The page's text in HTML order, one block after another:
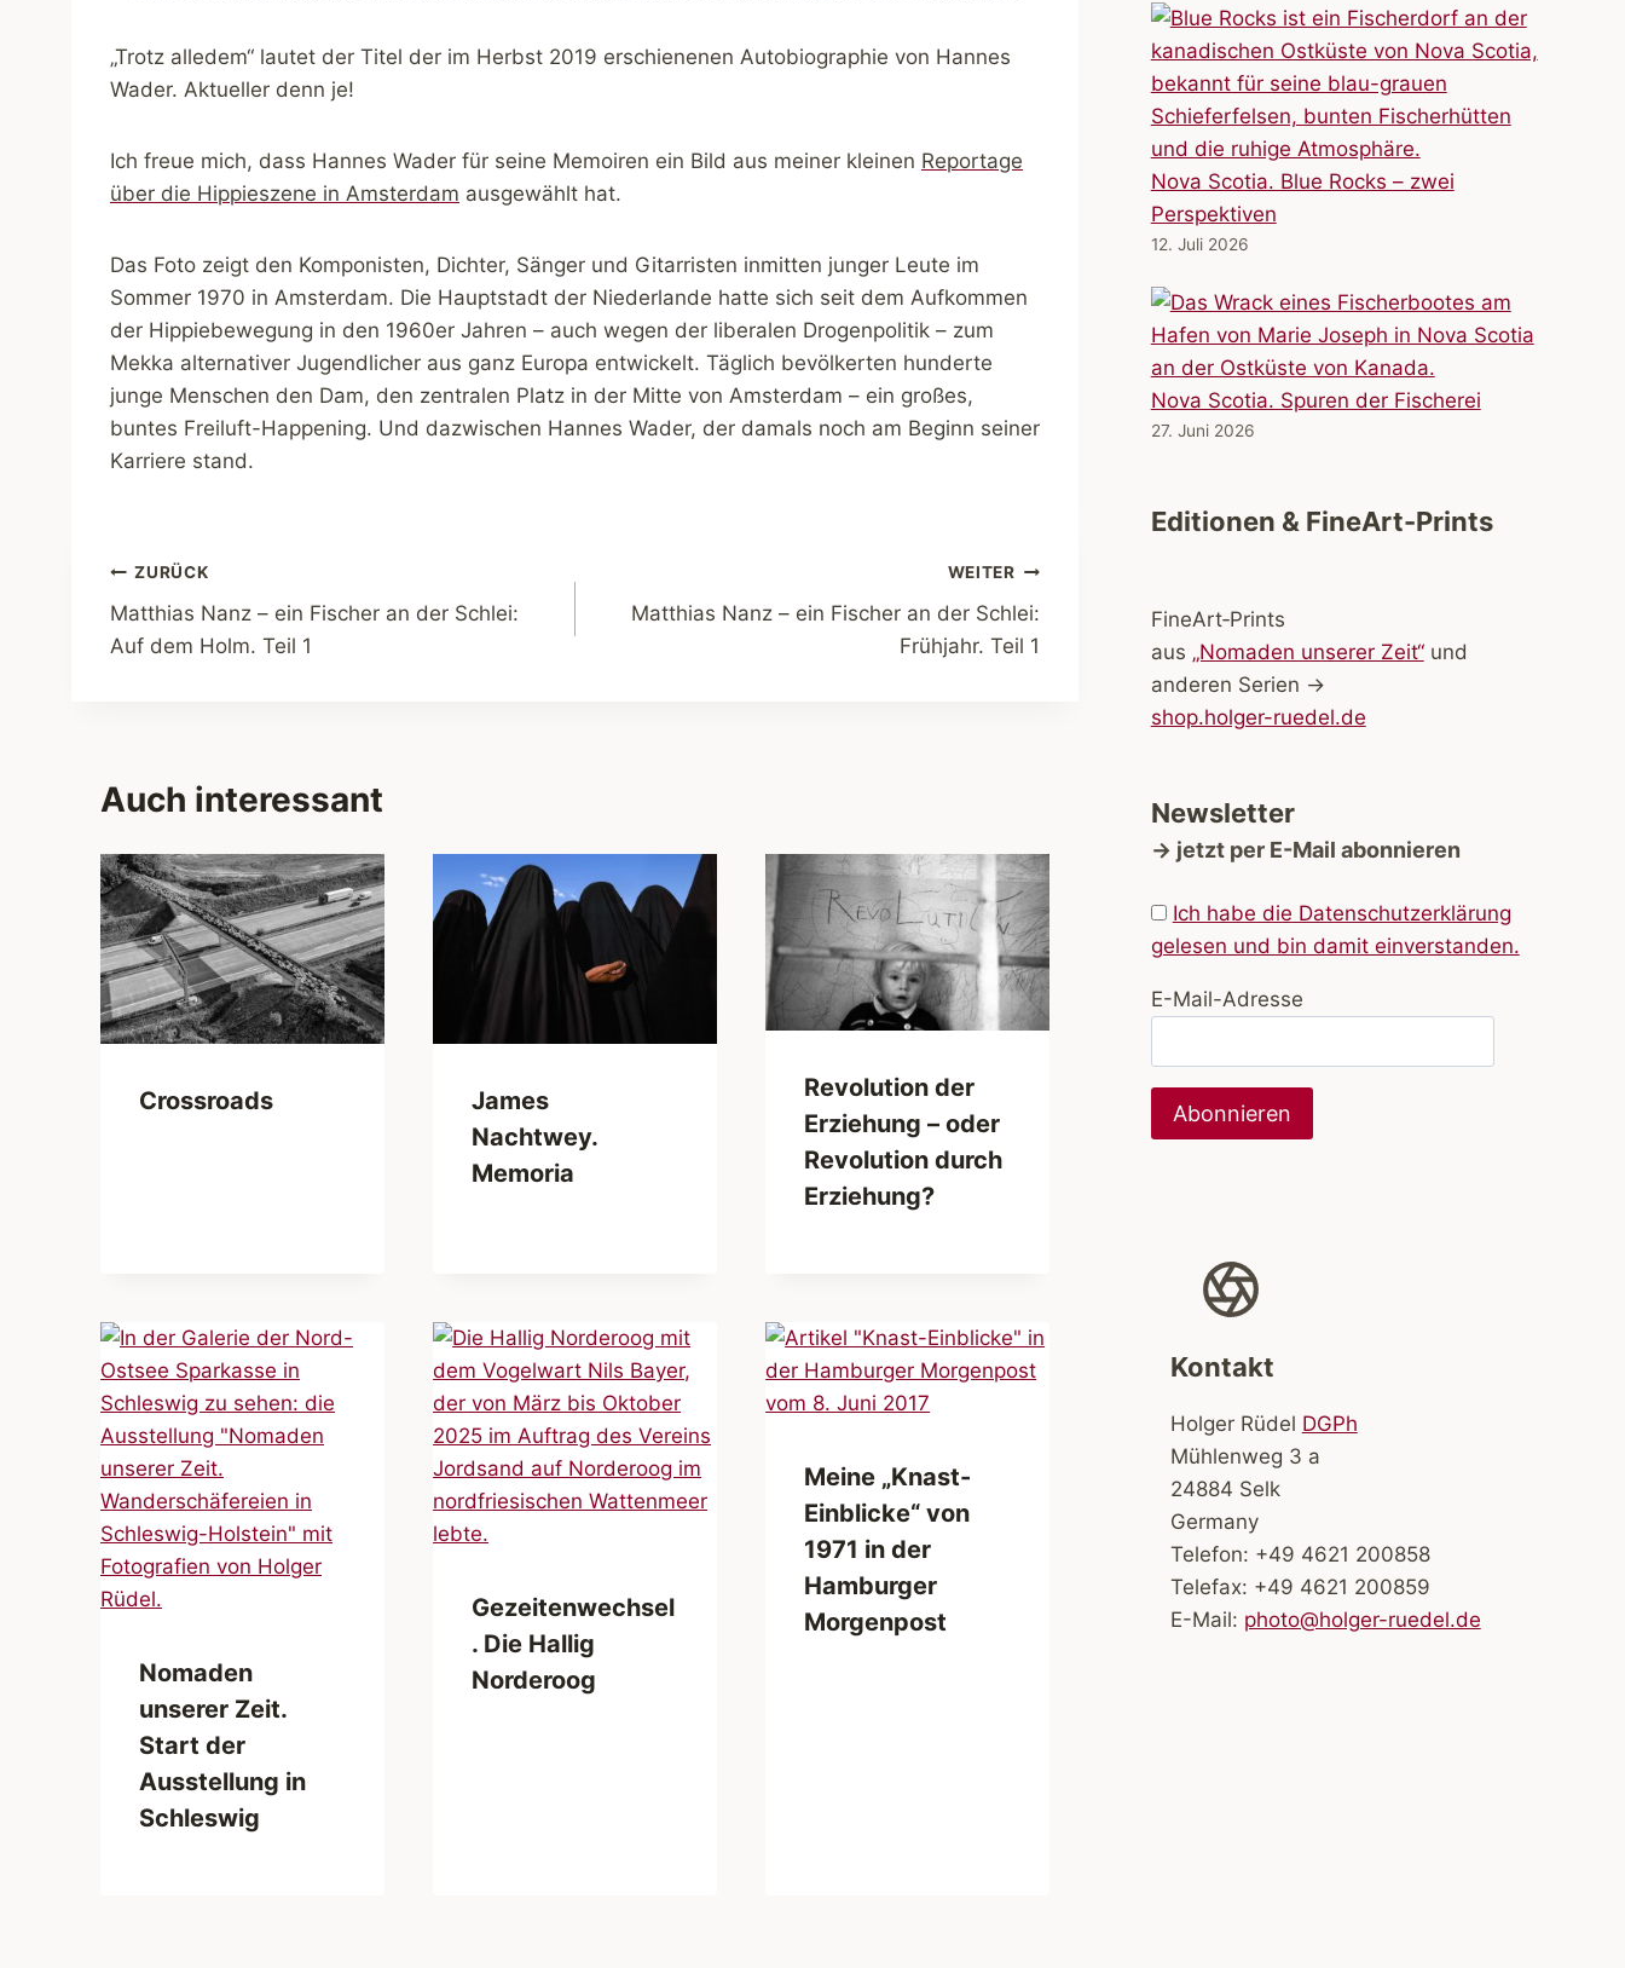
„Trotz alledem“ lautet der Titel der im Herbst 2019 erschienenen Autobiographie von Hannes
Wader. Aktueller denn je!
Ich freue mich, dass Hannes Wader für seine Memoiren ein Bild aus meiner kleinen Reportage
über die Hippieszene in Amsterdam ausgewählt hat.
Das Foto zeigt den Komponisten, Dichter, Sänger und Gitarristen inmitten junger Leute im
Sommer 1970 in Amsterdam. Die Hauptstadt der Niederlande hatte sich seit dem Aufkommen
der Hippiebewegung in den 1960er Jahren – auch wegen der liberalen Drogenpolitik – zum
Mekka alternativer Jugendlicher aus ganz Europa entwickelt. Täglich bevölkerten hunderte
junge Menschen den Dam, den zentralen Platz in der Mitte von Amsterdam – ein großes,
buntes Freiluft-Happening. Und dazwischen Hannes Wader, der damals noch am Beginn seiner
Karriere stand.
Beitragsnavigation
ZURÜCK
Matthias Nanz – ein Fischer an der Schlei:
Auf dem Holm. Teil 1
WEITER
Matthias Nanz – ein Fischer an der Schlei:
Frühjahr. Teil 1
Auch interessant
Crossroads
James
Nachtwey.
Memoria
Revolution der
Erziehung – oder
Revolution durch
Erziehung?
Nomaden
unserer Zeit.
Start der
Ausstellung in
Schleswig
Gezeitenwechsel
. Die Hallig
Norderoog
Meine „Knast-
Einblicke“ von
1971 in der
Hamburger
Morgenpost
Nova Scotia. Blue Rocks – zwei
Perspektiven
12. Juli 2026
Nova Scotia. Spuren der Fischerei
27. Juni 2026
Editionen & FineArt-Prints
FineArt‑Prints
aus „Nomaden unserer Zeit“und
anderen Serien →
shop.holger-ruedel.de
Newsletter
→ jetzt per E-Mail abonnieren
Ich habe die Datenschutzerklärung
gelesen und bin damit einverstanden.
E-Mail-Adresse
Kontakt
Holger Rüdel DGPh
Mühlenweg 3 a
24884 Selk
Germany
Telefon: +49 4621 200858
Telefax: +49 4621 200859
E-Mail: photo@holger-ruedel.de